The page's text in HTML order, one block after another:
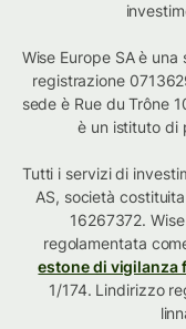
Wise Europe SA è
registrazione
sede è Rue du Trône
è un istituto di
Tutti i servizi di
AS, società
16267372.
regolamentata
estone di vigilanza
1/174. Lindirizzo